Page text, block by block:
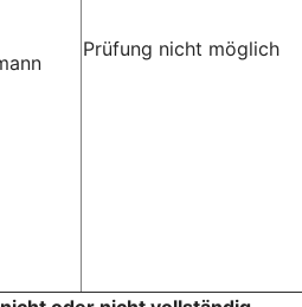
Prüfung nicht möglich